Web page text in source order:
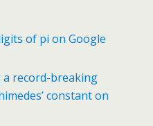
of pi on Google
a record-breaking
constant on